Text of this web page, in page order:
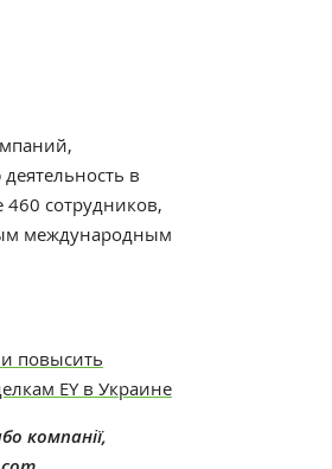
в
сотрудников,
международным
повысить
EY в Украине
компанії,